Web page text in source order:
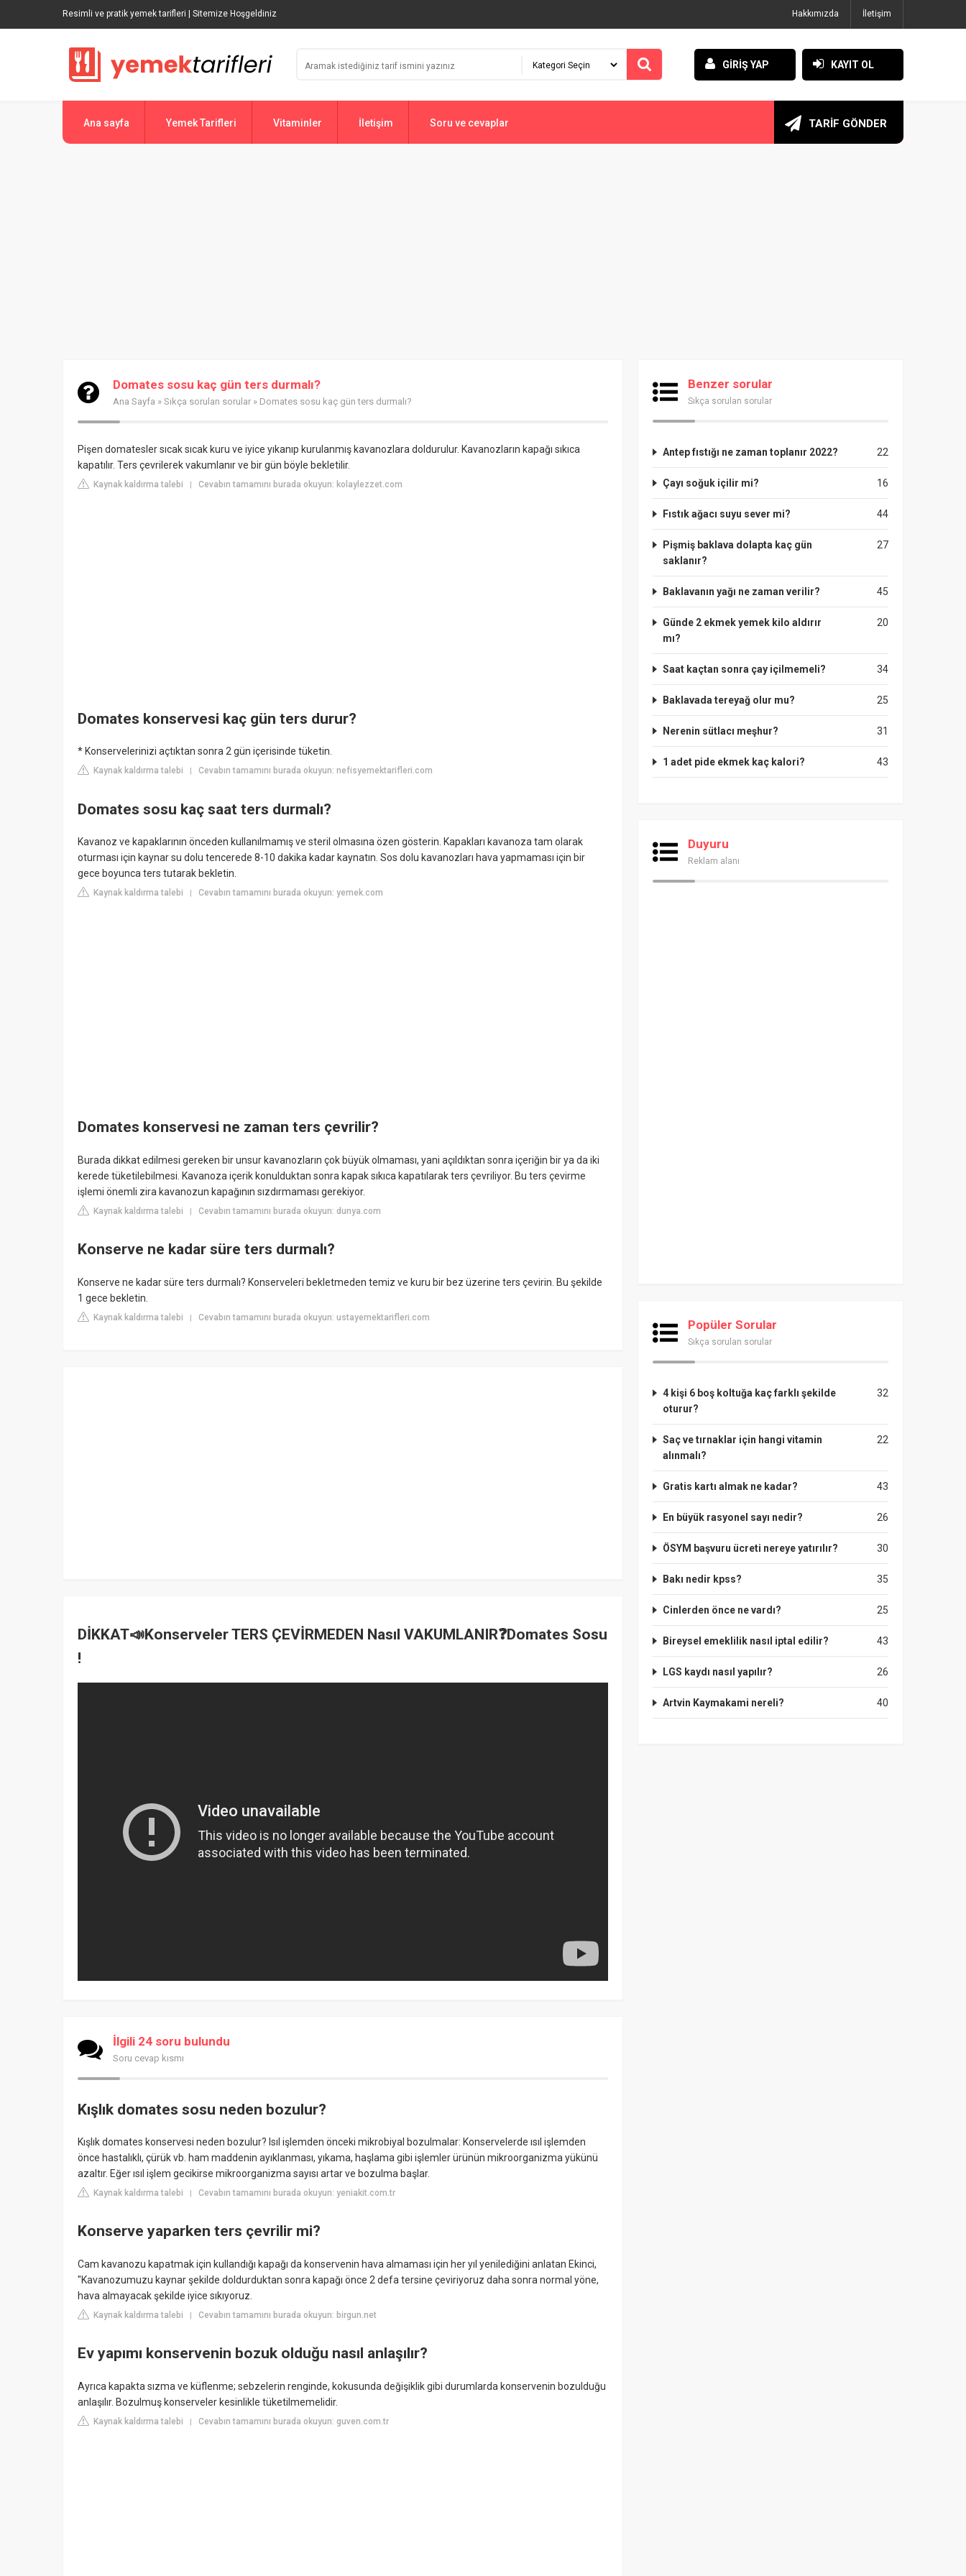
Resimli ve pratik yemek tarifleri | Sitemize Hoşgeldiniz Hakkımızda İletişim
GİRİŞ YAP KAYIT OL
Ana sayfa Yemek Tarifleri Vitaminler İletişim Soru ve cevaplar TARİF GÖNDER
Domates sosu kaç gün ters durmalı?
Ana Sayfa » Sıkça sorulan sorular » Domates sosu kaç gün ters durmalı?
Pişen domatesler sıcak sıcak kuru ve iyice yıkanıp kurulanmış kavanozlara doldurulur. Kavanozların kapağı sıkıca
kapatılır. Ters çevrilerek vakumlanır ve bir gün böyle bekletilir.
Kaynak kaldırma talebi | Cevabın tamamını burada okuyun: kolaylezzet.com
Domates konservesi kaç gün ters durur?
* Konservelerinizi açtıktan sonra 2 gün içerisinde tüketin.
Kaynak kaldırma talebi Cevabın tamamını burada okuyun: nefisyemektarifleri.com
Domates sosu kaç saat ters durmalı?
Kavanoz ve kapaklarının önceden kullanılmamış ve steril olmasına özen gösterin. Kapakları kavanoza tam olarak
oturması için kaynar su dolu tencerede 8-10 dakika kadar kaynatın. Sos dolu kavanozları hava yapmaması için bir
gece boyunca ters tutarak bekletin.
Kaynak kaldırma talebi Cevabın tamamını burada okuyun: yemek.com
Domates konservesi ne zaman ters çevrilir?
Burada dikkat edilmesi gereken bir unsur kavanozların çok büyük olmaması, yani açıldıktan sonra içeriğin bir ya da iki
kerede tüketilebilmesi. Kavanoza içerik konulduktan sonra kapak sıkıca kapatılarak ters çevriliyor. Bu ters çevirme
işlemi önemli zira kavanozun kapağının sızdırmaması gerekiyor.
Kaynak kaldırma talebi | Cevabın tamamını burada okuyun: dunya.com
Konserve ne kadar süre ters durmalı?
Konserve ne kadar süre ters durmalı? Konserveleri bekletmeden temiz ve kuru bir bez üzerine ters çevirin. Bu şekilde
1 gece bekletin.
Kaynak kaldırma talebi | Cevabın tamamını burada okuyun: ustayemektarifleri.com
DİKKAT📣Konserveler TERS ÇEVİRMEDEN Nasıl VAKUMLANIR❓Domates Sosu
!
İlgili 24 soru bulundu
Soru cevap kısmı
Kışlık domates sosu neden bozulur?
Kışlık domates konservesi neden bozulur? Isıl işlemden önceki mikrobiyal bozulmalar: Konservelerde ısıl işlemden
önce hastalıklı, çürük vb. ham maddenin ayıklanması, yıkama, haşlama gibi işlemler ürünün mikroorganizma yükünü
azaltır. Eğer ısıl işlem gecikirse mikroorganizma sayısı artar ve bozulma başlar.
Kaynak kaldırma talebi | Cevabın tamamını burada okuyun: yeniakit.com.tr
Konserve yaparken ters çevrilir mi?
Cam kavanozu kapatmak için kullandığı kapağı da konservenin hava almaması için her yıl yenilediğini anlatan Ekinci,
"Kavanozumuzu kaynar şekilde doldurduktan sonra kapağı önce 2 defa tersine çeviriyoruz daha sonra normal yöne,
hava almayacak şekilde iyice sıkıyoruz.
Kaynak kaldırma talebi | Cevabın tamamını burada okuyun: birgun.net
Ev yapımı konservenin bozuk olduğu nasıl anlaşılır?
Ayrıca kapakta sızma ve küflenme; sebzelerin renginde, kokusunda değişiklik gibi durumlarda konservenin bozulduğu
anlaşılır. Bozulmuş konserveler kesinlikle tüketilmemelidir.
Kaynak kaldırma talebi | Cevabın tamamını burada okuyun: guven.com.tr
Benzer sorular
Sıkça sorulan sorular
22
Antep fıstığı ne zaman toplanır 2022?
16
Çayı soğuk içilir mi?
44
Fıstık ağacı suyu sever mi?
27
Pişmiş baklava dolapta kaç gün
saklanır?
45
Baklavanın yağı ne zaman verilir?
20
Günde 2 ekmek yemek kilo aldırır
mı?
34
Saat kaçtan sonra çay içilmemeli?
25
Baklavada tereyağ olur mu?
31
Nerenin sütlacı meşhur?
43
1 adet pide ekmek kaç kalori?
Duyuru
Reklam alanı
Popüler Sorular
Sıkça sorulan sorular
32
4 kişi 6 boş koltuğa kaç farklı şekilde
oturur?
22
Saç ve tırnaklar için hangi vitamin
alınmalı?
43
Gratis kartı almak ne kadar?
26
En büyük rasyonel sayı nedir?
30
ÖSYM başvuru ücreti nereye yatırılır?
35
Bakı nedir kpss?
25
Cinlerden önce ne vardı?
43
Bireysel emeklilik nasıl iptal edilir?
26
LGS kaydı nasıl yapılır?
40
Artvin Kaymakami nereli?